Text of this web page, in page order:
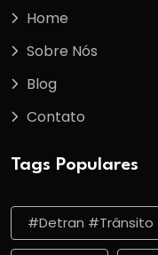
Home
Sobre Nós
Blog
Contato
Tags Populares
#detran